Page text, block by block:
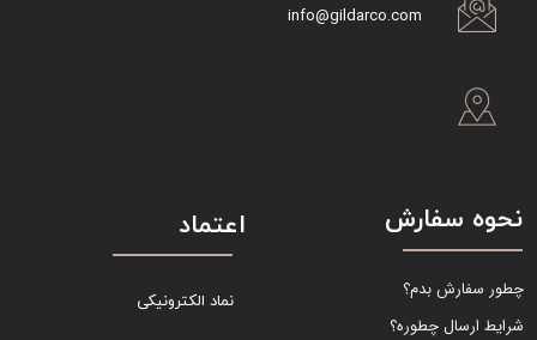
info@gildarco.com
نحوه سفارش
چطور سفارش بدم؟
شرایط ارسال چطوره؟
اعتماد
نماد الکترونیکی